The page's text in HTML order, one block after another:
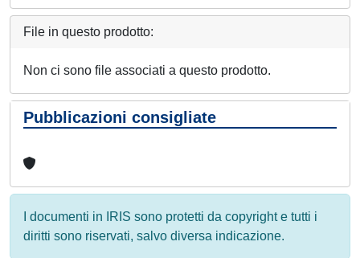
File in questo prodotto:
Non ci sono file associati a questo prodotto.
Pubblicazioni consigliate
I documenti in IRIS sono protetti da copyright e tutti i
diritti sono riservati, salvo diversa indicazione.